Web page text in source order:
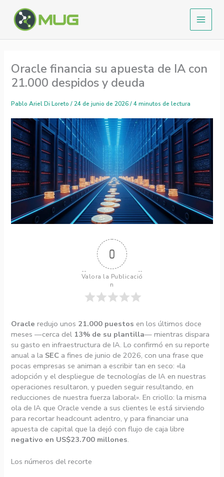
contenido
Oracle financia su apuesta de IA con
21.000 despidos y deuda
Pablo Ariel Di Loreto /24 de junio de 2026/4 minutos de lectura
0
Valora la Publicació
n
Oracle redujo unos 21.000 puestos en los últimos doce
meses —cerca del 13% de su plantilla— mientras dispara
su gasto en infraestructura de IA. Lo confirmó en su reporte
anual a la SEC a fines de junio de 2026, con una frase que
pocas empresas se animan a escribir tan en seco: «la
adopción y el despliegue de tecnologías de IA en nuestras
operaciones resultaron, y pueden seguir resultando, en
reducciones de nuestra fuerza laboral». En criollo: la misma
ola de IA que Oracle vende a sus clientes le está sirviendo
para recortar headcount adentro, y para financiar una
apuesta de capital que la dejó con flujo de caja libre
negativo en US$23.700 millones.
Los números del recorte